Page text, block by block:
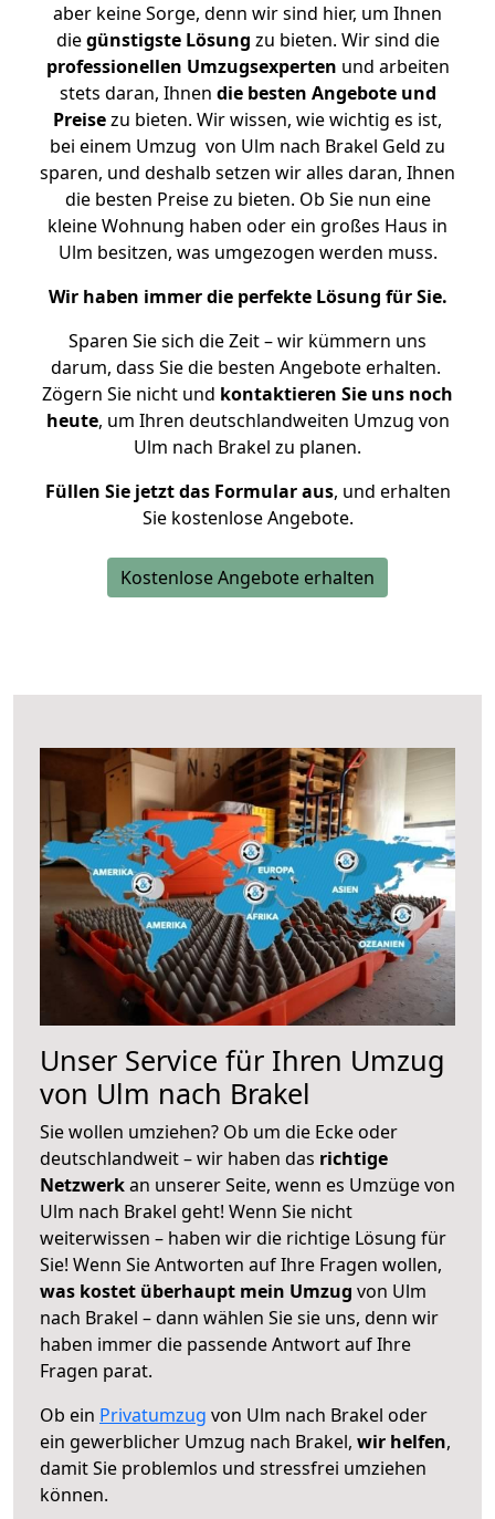
aber keine Sorge, denn wir sind hier, um Ihnen
diegünstigste Lösung zu bieten. Wir sind die
professionellen Umzugsexperten und arbeiten
stets daran, Ihnen die besten Angebote und
Preisezu bieten. Wir wissen, wie wichtig es ist,
bei einem Umzug von Ulm nach Brakel Geld zu
sparen, und deshalb setzen wir alles daran, Ihnen
die besten Preise zu bieten. Ob Sie nun eine
kleine Wohnung haben oder ein großes Haus in
Ulm besitzen, was umgezogen werden muss.
Wir haben immer die perfekte Lösung für Sie.
Sparen Sie sich die Zeit – wir kümmern uns
darum, dass Sie die besten Angebote erhalten.
Zögern Sie nicht und kontaktieren Sie uns noch
heute, um Ihren deutschlandweiten Umzug von
Ulm nach Brakel zu planen.
Füllen Sie jetzt das Formular aus, und erhalten
Sie kostenlose Angebote.
Kostenlose Angebote erhalten
Unser Service für Ihren Umzug
von Ulm nach Brakel
Sie wollen umziehen? Ob um die Ecke oder
deutschlandweit – wir haben das richtige
Netzwerkan unserer Seite, wenn es Umzüge von
Ulm nach Brakel geht! Wenn Sie nicht
weiterwissen – haben wir die richtige Lösung für
Sie! Wenn Sie Antworten auf Ihre Fragen wollen,
was kostet überhaupt mein Umzug von Ulm
nach Brakel – dann wählen Sie sie uns, denn wir
haben immer die passende Antwort auf Ihre
Fragen parat.
Ob ein Privatumzug von Ulm nach Brakel oder
ein gewerblicher Umzug nach Brakel, wir helfen,
damit Sie problemlos und stressfrei umziehen
können.